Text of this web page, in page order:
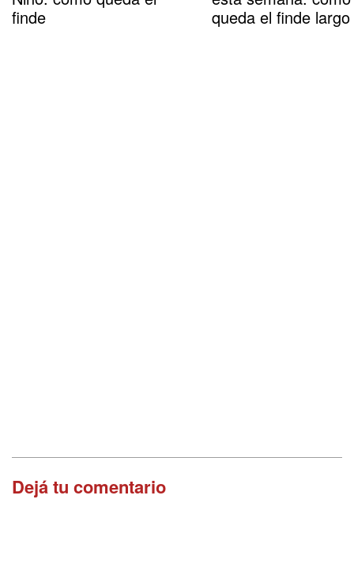
finde
queda el finde largo
Dejá tu comentario